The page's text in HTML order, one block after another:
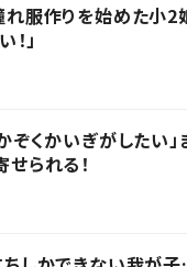
服作りを始めた小2
！」
ぞくかいぎがしたい
られる！